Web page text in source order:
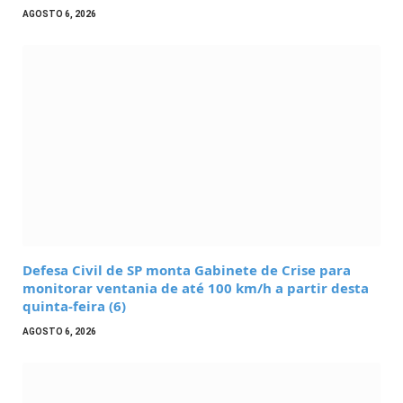
AGOSTO 6, 2026
Defesa Civil de SP monta Gabinete de Crise para
monitorar ventania de até 100 km/h a partir desta
quinta-feira (6)
AGOSTO 6, 2026